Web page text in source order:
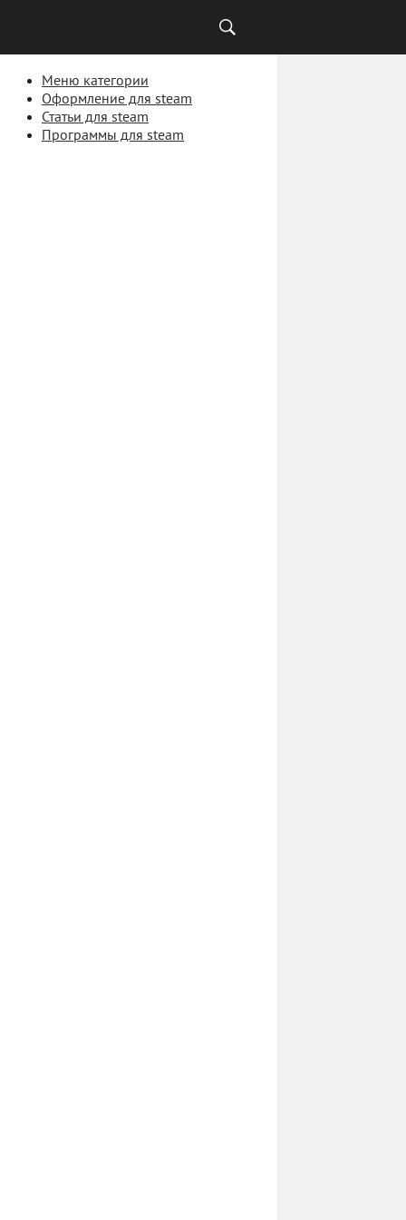
Меню категории
Оформление для steam
Статьи для steam
Программы для steam